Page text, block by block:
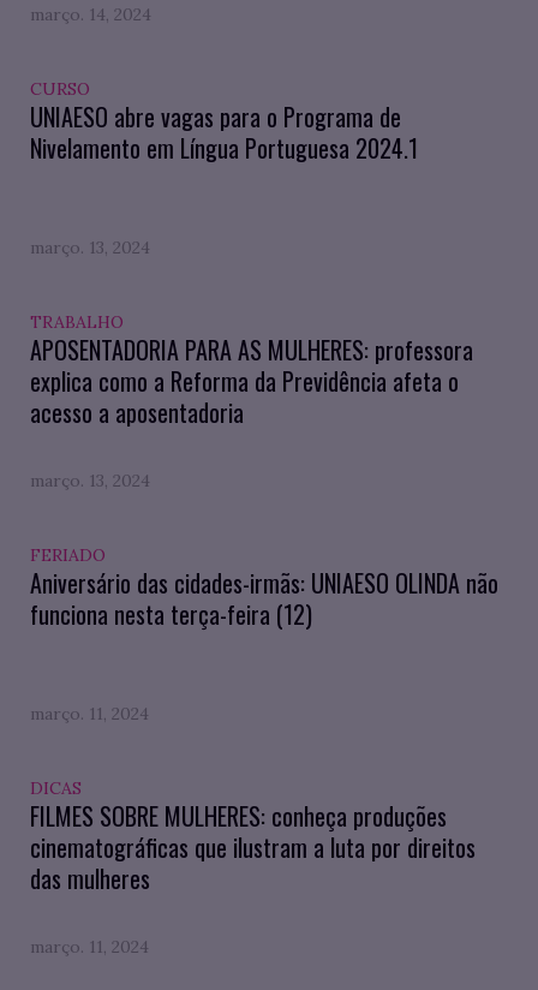
março. 14, 2024
CURSO
UNIAESO abre vagas para o Programa de
Nivelamento em Língua Portuguesa 2024.1
março. 13, 2024
TRABALHO
APOSENTADORIA PARA AS MULHERES: professora
explica como a Reforma da Previdência afeta o
acesso a aposentadoria
março. 13, 2024
FERIADO
Aniversário das cidades-irmãs: UNIAESO OLINDA não
funciona nesta terça-feira (12)
março. 11, 2024
DICAS
FILMES SOBRE MULHERES: conheça produções
cinematográficas que ilustram a luta por direitos
das mulheres
março. 11, 2024